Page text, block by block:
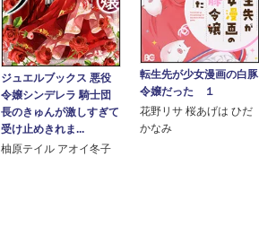
ジュエルブックス 悪役
令嬢シンデレラ 騎士団
長のきゅんが激しすぎて
受け止めきれま...
柚原テイル アオイ冬子
転生先が少女漫画の白豚
令嬢だった １
花野リサ 桜あげは ひだ
かなみ